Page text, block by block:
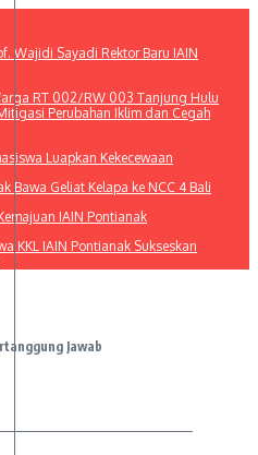
Wajidi Sayadi Rektor Baru IAIN
RT 002/RW 003 Tanjung Hulu
Perubahan Iklim dan Cegah
Luapkan Kekecewaan
Bawa Geliat Kelapa ke NCC 4 Bali
IAIN Pontianak
KKL IAIN Pontianak Sukseskan
Jawab